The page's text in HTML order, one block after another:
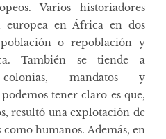
Varios historiadores
en África en dos
o repoblación y
También se tiende a
mandatos y
tener claro es que,
resultó una explotación de
humanos. Además, en